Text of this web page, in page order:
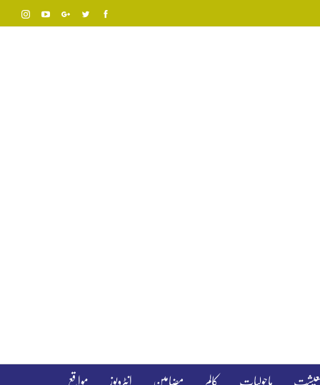
معیشت ماحولیات کالم مضامین انٹرویوز مواقع